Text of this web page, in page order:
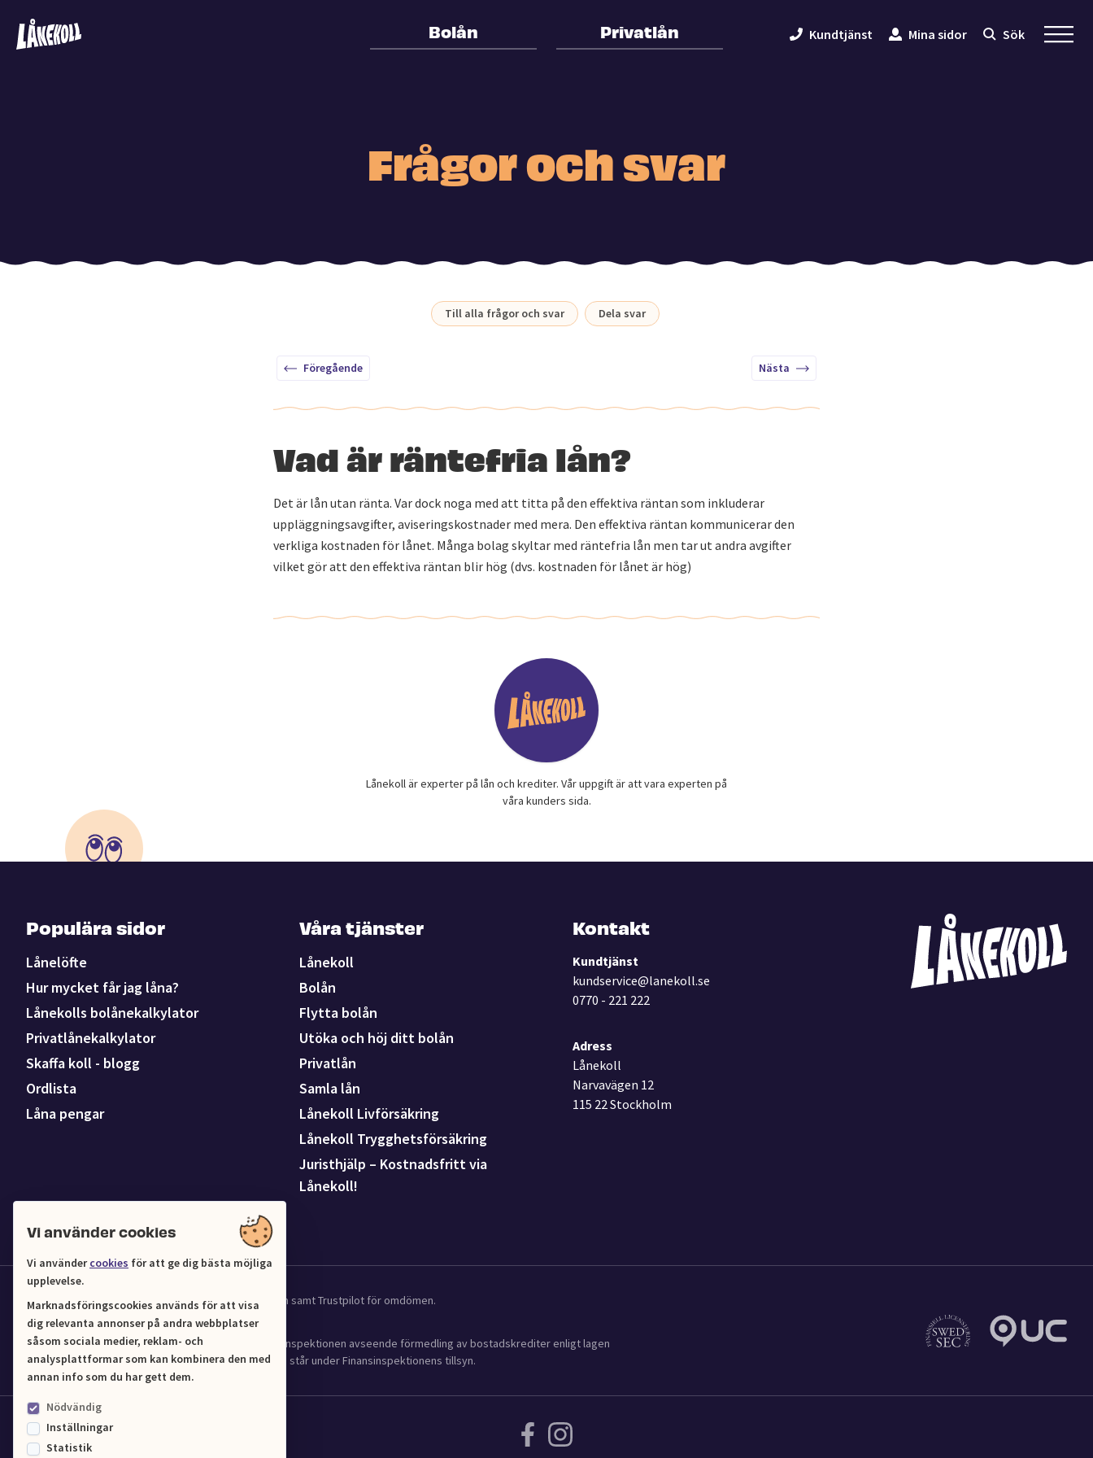
Vi använder cookies
Vi användercookies för att ge dig bästa möjliga
upplevelse.
Marknadsföringscookies används för att visa
dig relevanta annonser på andra webbplatser
såsom sociala medier, reklam- och
analysplattformar som kan kombinera den med
annan info som du har gett dem.
Nödvändig
Inställningar
Statistik
Bolån Privatlån Kundtjänst Mina sidor Sök
Frågor och svar
Till alla frågor och svar Dela svar
Föregående Nästa
Vad är räntefria lån?
Det är lån utan ränta. Var dock noga med att titta på den effektiva räntan som inkluderar
uppläggningsavgifter, aviseringskostnader med mera. Den effektiva räntan kommunicerar den
verkliga kostnaden för lånet. Många bolag skyltar med räntefria lån men tar ut andra avgifter
vilket gör att den effektiva räntan blir hög (dvs. kostnaden för lånet är hög)
Lånekoll är experter på lån och krediter. Vår uppgift är att vara experten på
våra kunders sida.
Populära sidor
Lånelöfte
Hur mycket får jag låna?
Lånekolls bolånekalkylator
Privatlånekalkylator
Skaffa koll - blogg
Ordlista
Låna pengar
Våra tjänster
Lånekoll
Bolån
Flytta bolån
Utöka och höj ditt bolån
Privatlån
Samla lån
Lånekoll Livförsäkring
Lånekoll Trygghetsförsäkring
Juristhjälp – Kostnadsfritt via
Lånekoll!
Kontakt
Kundtjänst
kundservice@lanekoll.se
0770 - 221 222
Adress
Lånekoll
Narvavägen 12
115 22 Stockholm
Vi samarbetar med UC för kredit och affärsinformation samt Trustpilot för omdömen.
Lånekoll (Org.nr 556961-4216) har tillstånd från Finansinspektionen avseende förmedling av bostadskrediter enligt lagen
(2016:1024) om verksamhet med bostadskrediter och står under Finansinspektionens tillsyn.